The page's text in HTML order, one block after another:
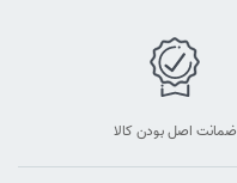
ضمانت اصل بودن کالا